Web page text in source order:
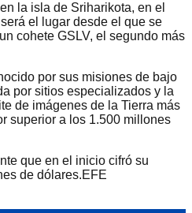
la isla de Sriharikota, en el
el lugar desde el que se
cohete GSLV, el segundo más
por sus misiones de bajo
por sitios especializados y la
de imágenes de la Tierra más
superior a los 1.500 millones
que en el inicio cifró su
de dólares.EFE